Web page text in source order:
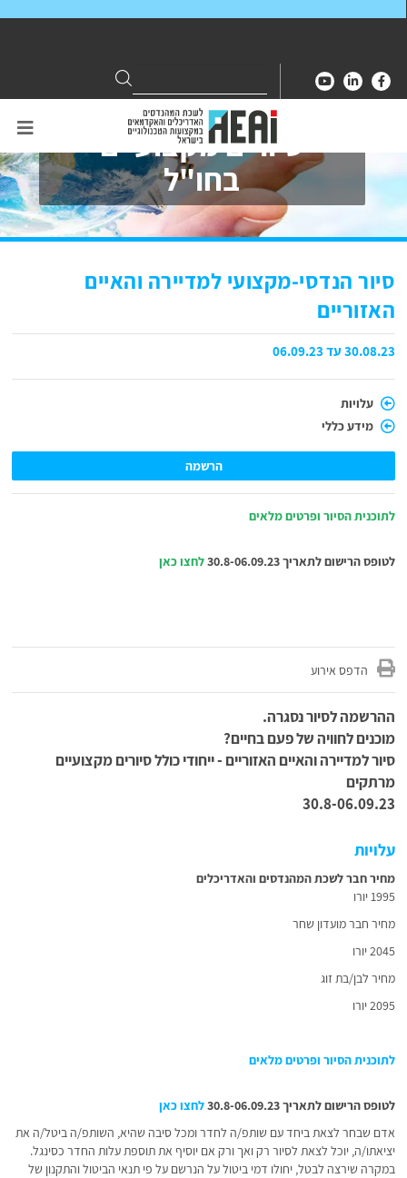
for:
Search
סיורים מקצועיים
בחו"ל
סיור הנדסי-מקצועי למדיירה והאיים
האזוריים
30.08.23 עד 06.09.23
עלויות
מידע כללי
הרשמה
לתוכנית הסיור ופרטים מלאים
לטופס הרישום לתאריך 30.8-06.09.23 לחצו כאן
הדפס אירוע
ההרשמה לסיור נסגרה.
מוכנים לחוויה של פעם בחיים?
סיור למדיירה והאיים האזוריים - ייחודי כולל סיורים מקצועיים
מרתקים
30.8-06.09.23
עלויות
מחיר חבר לשכת המהנדסים והאדריכלים
1995 יורו
מחיר חבר מועדון שחר
2045 יורו
מחיר לבן/בת זוג
2095 יורו
לתוכנית הסיור ופרטים מלאים
לטופס הרישום לתאריך 30.8-06.09.23
לחצו כאן
אדם שבחר לצאת ביחד עם שותפ/ה לחדר ומכל סיבה שהיא, השותפ/ה ביטל/ה את
יציאתו/ה, יוכל לצאת לסיור רק ואך ורק אם יוסיף את תוספת עלות החדר כסינגל.
במקרה שירצה לבטל, יחולו דמי ביטול על הנרשם על פי תנאי הביטול והתקנון של